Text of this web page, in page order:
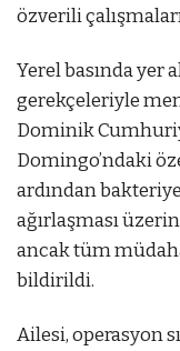
özverili
Yerel basında yer
gerekçeleriyle
Dominik
Domingo’ndaki
ardından
ağırlaşması
ancak tüm
bildirildi.
Ailesi, operasyon